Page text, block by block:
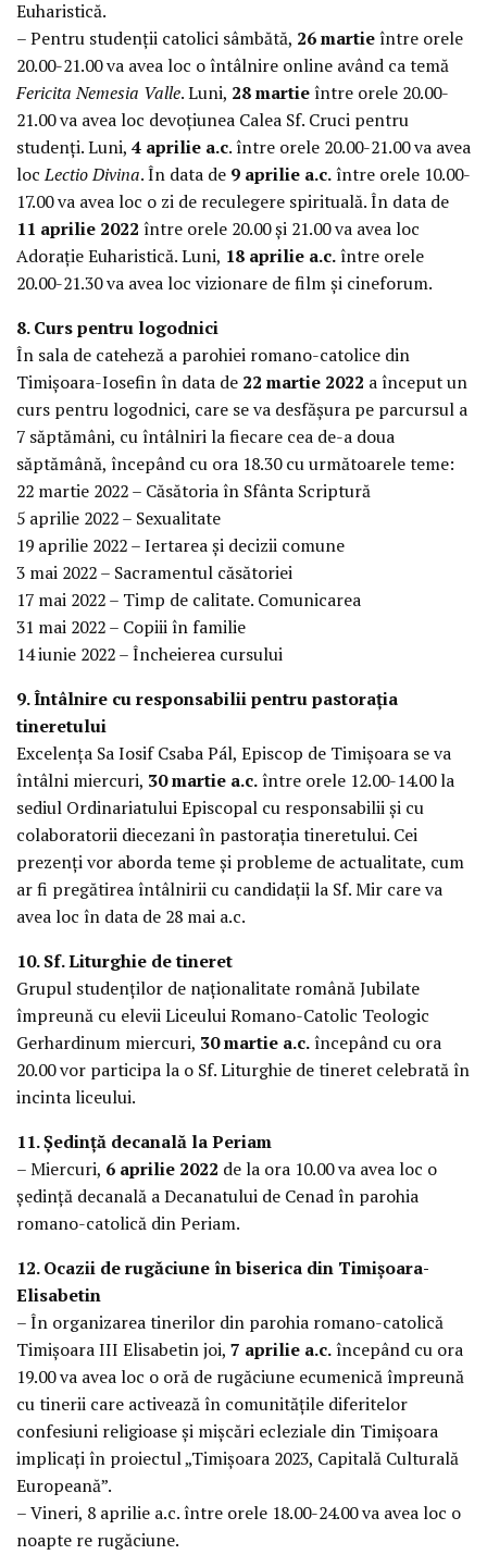
Euharistică.
– Pentru studenții catolici sâmbătă, 26 martie între orele
20.00-21.00 va avea loc o întâlnire online având ca temă
Fericita Nemesia Valle. Luni, 28 martie între orele 20.00-
21.00 va avea loc devoțiunea Calea Sf. Cruci pentru
studenți. Luni, 4 aprilie a.c. între orele 20.00-21.00 va avea
locLectio Divina. În data de 9 aprilie a.c. între orele 10.00-
17.00 va avea loc o zi de reculegere spirituală. În data de
11 aprilie 2022 între orele 20.00 și 21.00 va avea loc
Adorație Euharistică. Luni, 18 aprilie a.c. între orele
20.00-21.30 va avea loc vizionare de film și cineforum.
8. Curs pentru logodnici
În sala de cateheză a parohiei romano-catolice din
Timișoara-Iosefin în data de 22 martie 2022 a început un
curs pentru logodnici, care se va desfășura pe parcursul a
7 săptămâni, cu întâlniri la fiecare cea de-a doua
săptămână, începând cu ora 18.30 cu următoarele teme:
22 martie 2022 – Căsătoria în Sfânta Scriptură
5 aprilie 2022 – Sexualitate
19 aprilie 2022 – Iertarea și decizii comune
3 mai 2022 – Sacramentul căsătoriei
17 mai 2022 – Timp de calitate. Comunicarea
31 mai 2022 – Copiii în familie
14 iunie 2022 – Încheierea cursului
9. Întâlnire cu responsabilii pentru pastorația
tineretului
Excelența Sa Iosif Csaba Pál, Episcop de Timișoara se va
întâlni miercuri, 30 martie a.c. între orele 12.00-14.00 la
sediul Ordinariatului Episcopal cu responsabilii și cu
colaboratorii diecezani în pastorația tineretului. Cei
prezenți vor aborda teme și probleme de actualitate, cum
ar fi pregătirea întâlnirii cu candidații la Sf. Mir care va
avea loc în data de 28 mai a.c.
10. Sf. Liturghie de tineret
Grupul studenților de naționalitate română Jubilate
împreună cu elevii Liceului Romano-Catolic Teologic
Gerhardinum miercuri, 30 martie a.c. începând cu ora
20.00 vor participa la o Sf. Liturghie de tineret celebrată în
incinta liceului.
11. Ședință decanală la Periam
– Miercuri, 6 aprilie 2022 de la ora 10.00 va avea loc o
ședință decanală a Decanatului de Cenad în parohia
romano-catolică din Periam.
12. Ocazii de rugăciune în biserica din Timișoara-
Elisabetin
– În organizarea tinerilor din parohia romano-catolică
Timișoara III Elisabetin joi, 7 aprilie a.c. începând cu ora
19.00 va avea loc o oră de rugăciune ecumenică împreună
cu tinerii care activează în comunitățile diferitelor
confesiuni religioase și mișcări ecleziale din Timișoara
implicați în proiectul „Timișoara 2023, Capitală Culturală
Europeană”.
– Vineri, 8 aprilie a.c. între orele 18.00-24.00 va avea loc o
noapte re rugăciune.